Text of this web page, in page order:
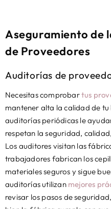
Aseguramiento de
de Proveedores
Auditorías de
Necesitas comprobartus
mantener alta la calidad de
auditorías periódicas le
respetan la seguridad,
Los auditores visitan las
trabajadores fabrican los
materiales seguros y sigue
auditorías utilizan mejores
revisar los pasos de